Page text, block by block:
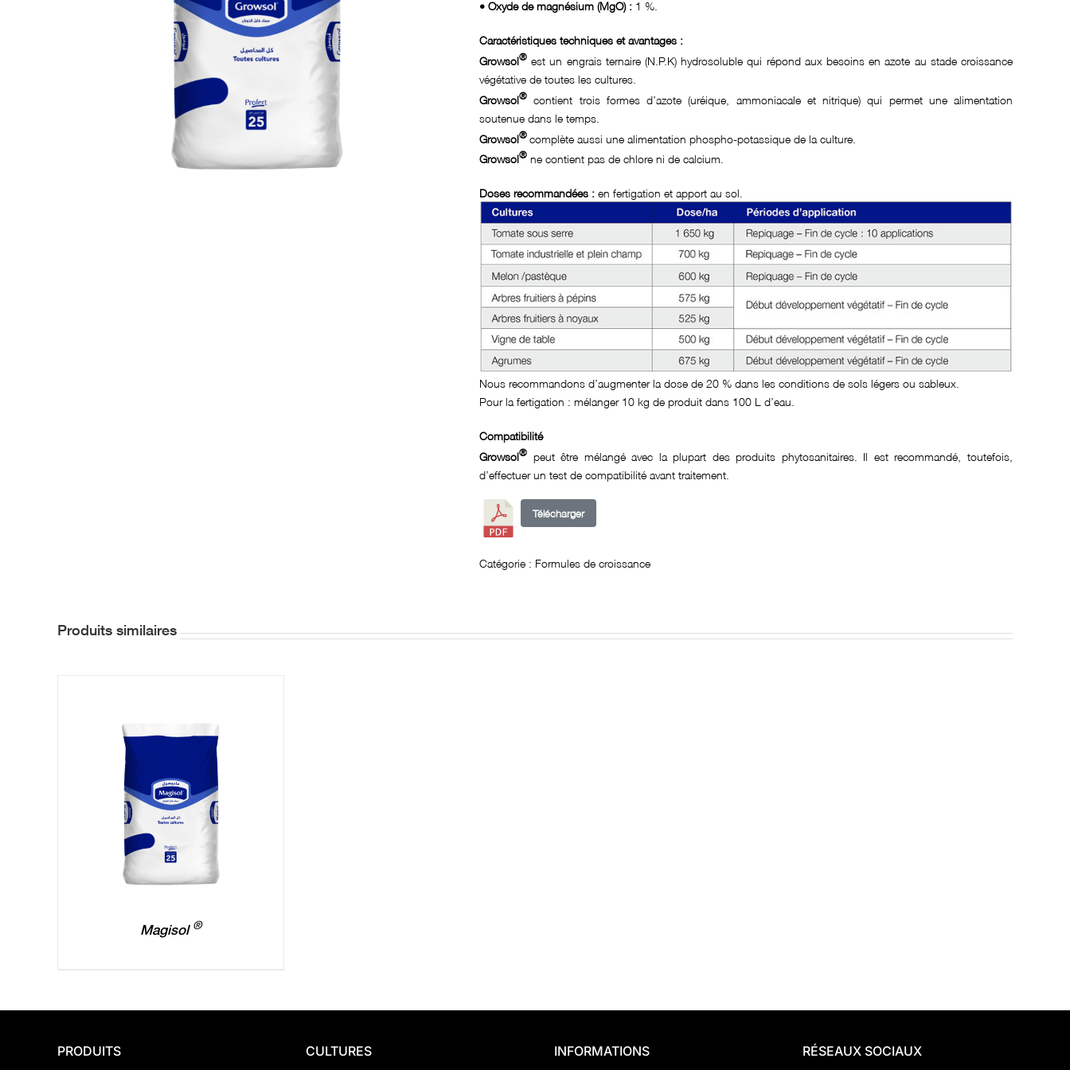
• Oxyde de magnésium (MgO) :1 %.
Caractéristiques techniques et avantages :
Growsol® est un engrais ternaire (N.P.K) hydrosoluble qui répond aux besoins en azote au stade croissance
végétative de toutes les cultures.
Growsol® contient trois formes d’azote (uréique, ammoniacale et nitrique) qui permet une alimentation
soutenue dans le temps.
Growsol®complète aussi une alimentation phospho-potassique de la culture.
Growsol®ne contient pas de chlore ni de calcium.
Doses recommandées :en fertigation et apport au sol.
Nous recommandons d’augmenter la dose de 20 % dans les conditions de sols légers ou sableux.
Pour la fertigation : mélanger 10 kg de produit dans 100 L d’eau.
Compatibilité
Growsol® peut être mélangé avec la plupart des produits phytosanitaires. Il est recommandé, toutefois,
d’effectuer un test de compatibilité avant traitement.
Télécharger
Catégorie : Formules de croissance
Produits similaires
Magisol ®
PRODUITS CULTURES INFORMATIONS RÉSEAUX SOCIAUX